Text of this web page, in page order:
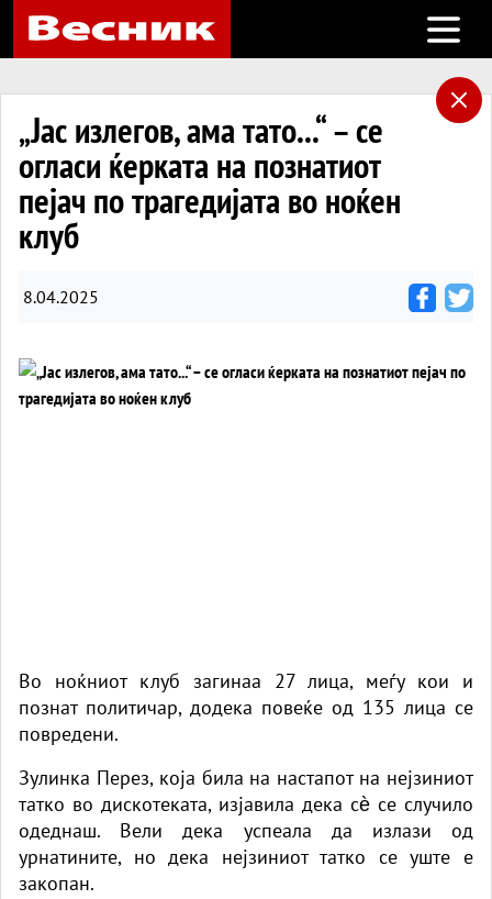
Open
„Јас излегов, ама тато...“ – се
огласи ќерката на познатиот
пејач по трагедијата во ноќен
клуб
8.04.2025
Во ноќниот клуб загинаа 27 лица, меѓу кои и
познат политичар, додека повеќе од 135 лица се
повредени.
Зулинка Перез, која била на настапот на нејзиниот
татко во дискотеката, изјавила дека сѐ се случило
одеднаш. Вели дека успеала да излази од
урнатините, но дека нејзиниот татко се уште е
закопан.